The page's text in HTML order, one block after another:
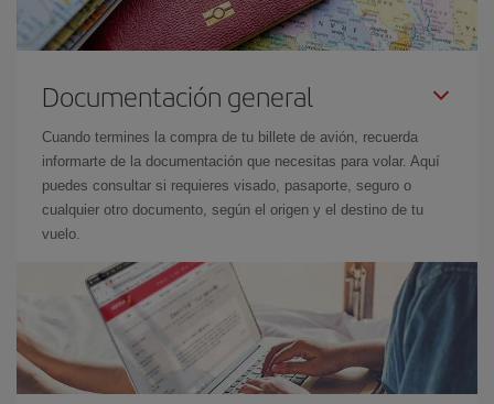
Documentación general
Cuando termines la compra de tu billete de avión, recuerda
informarte de la documentación que necesitas para volar. Aquí
puedes consultar si requieres visado, pasaporte, seguro o
cualquier otro documento, según el origen y el destino de tu
vuelo.